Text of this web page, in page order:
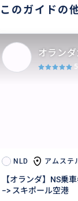
このガイドの
NLD アムステ
【オランダ】NS乗
−> スキポール空港
オラン